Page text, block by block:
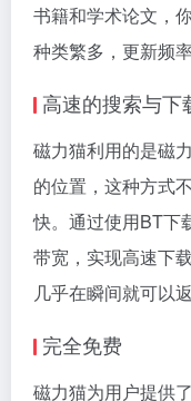
书籍和学术论文，
种类繁多，更新频
高速的搜索与下
磁力猫利用的是磁
的位置，这种方式
快。通过使用BT下
带宽，实现高速下
几乎在瞬间就可以
完全免费
磁力猫为用户提供